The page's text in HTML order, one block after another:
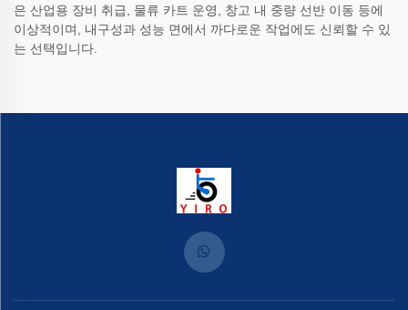
은 산업용 장비 취급, 물류 카트 운영, 창고 내 중량 선반 이동 등에
이상적이며, 내구성과 성능 면에서 까다로운 작업에도 신뢰할 수 있
는 선택입니다.